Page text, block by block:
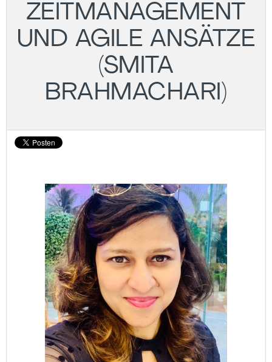
ZEITMANAGEMENT
UND AGILE ANSÄTZE
(SMITA
BRAHMACHARI)